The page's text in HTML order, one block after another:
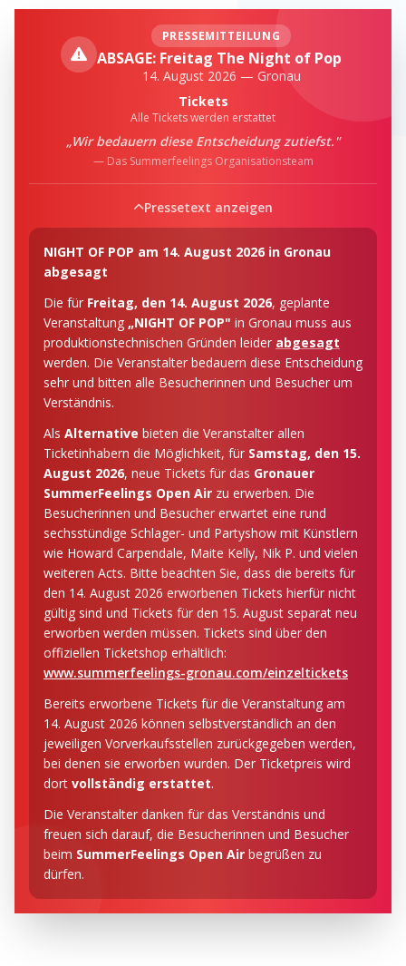
PRESSEMITTEILUNG
ABSAGE: Freitag The Night of Pop
14. August 2026 — Gronau
Tickets
Alle Tickets werden erstattet
„Wir bedauern diese Entscheidung zutiefst."
— Das Summerfeelings Organisationsteam
Pressetext anzeigen
NIGHT OF POP am 14. August 2026 in Gronau
abgesagt
Die für Freitag, den 14. August 2026, geplante
Veranstaltung „NIGHT OF POP" in Gronau muss aus
produktionstechnischen Gründen leider abgesagt
werden. Die Veranstalter bedauern diese Entscheidung
sehr und bitten alle Besucherinnen und Besucher um
Verständnis.
Als Alternative bieten die Veranstalter allen
Ticketinhabern die Möglichkeit, für Samstag, den 15.
August 2026, neue Tickets für das Gronauer
SummerFeelings Open Air zu erwerben. Die
Besucherinnen und Besucher erwartet eine rund
sechsstündige Schlager- und Partyshow mit Künstlern
wie Howard Carpendale, Maite Kelly, Nik P. und vielen
weiteren Acts. Bitte beachten Sie, dass die bereits für
den 14. August 2026 erworbenen Tickets hierfür nicht
gültig sind und Tickets für den 15. August separat neu
erworben werden müssen. Tickets sind über den
offiziellen Ticketshop erhältlich:
www.summerfeelings-gronau.com/einzeltickets
Bereits erworbene Tickets für die Veranstaltung am
14. August 2026 können selbstverständlich an den
jeweiligen Vorverkaufsstellen zurückgegeben werden,
bei denen sie erworben wurden. Der Ticketpreis wird
dort vollständig erstattet.
Die Veranstalter danken für das Verständnis und
freuen sich darauf, die Besucherinnen und Besucher
beim SummerFeelings Open Air begrüßen zu
dürfen.